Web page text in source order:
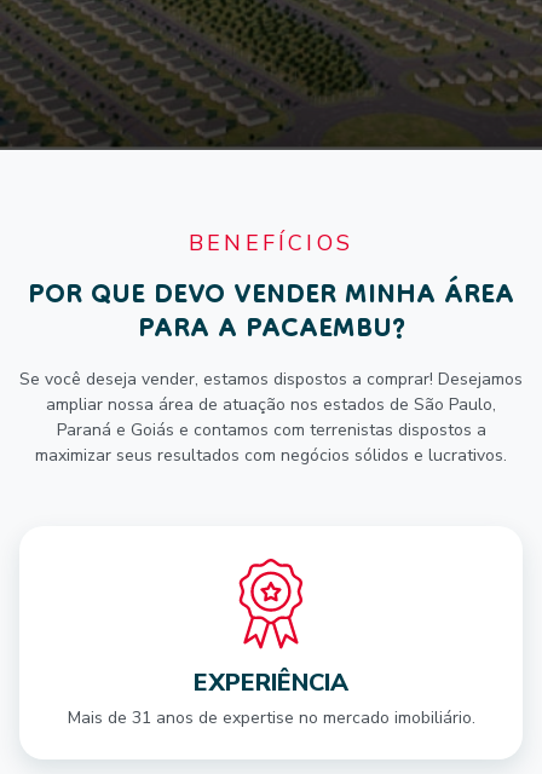
BENEFÍCIOS
POR QUE DEVO VENDER MINHA ÁREA
PARA A PACAEMBU?
Se você deseja vender, estamos dispostos a comprar! Desejamos
ampliar nossa área de atuação nos estados de São Paulo,
Paraná e Goiás e contamos com terrenistas dispostos a
maximizar seus resultados com negócios sólidos e lucrativos.
EXPERIÊNCIA
Mais de 31 anos de expertise no mercado imobiliário.